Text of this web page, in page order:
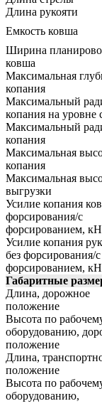
Длина рукояти
Емкость ковша
Ширина
ковша
Максимальная
копания
Максимальный
копания на уровне
Максимальный
копания
Максимальная
копания
Максимальная
выгрузки
Усилие копания
форсирования/с
форсированием, кН
Усилие копания
без форсирования/с
форсированием, кН
Габаритные
Длина, дорожное
положение
Высота по
оборудованию,
положение
Длина,
положение
Высота по
оборудованию,